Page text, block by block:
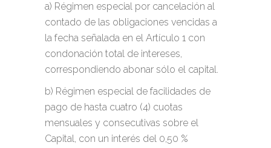
a) Régimen especial por cancelación al
contado de las obligaciones vencidas a
la fecha señalada en el Artículo 1 con
condonación total de intereses,
correspondiendo abonar sólo el capital.
b) Régimen especial de facilidades de
pago de hasta cuatro (4) cuotas
mensuales y consecutivas sobre el
Capital, con un interés del 0,50 %